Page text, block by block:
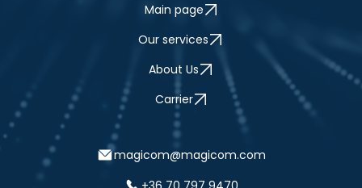
Main page
Our services
About Us
Carrier
magicom@magicom.com